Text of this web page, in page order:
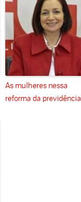
As mulheres nessa
reforma da previdência